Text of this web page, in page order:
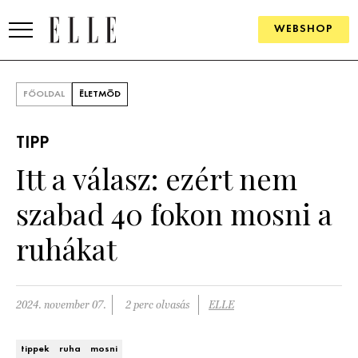
WEBSHOP
SZÉPSÉG
ÉLETMÓD
PÁRKAPCSOLAT
FŐOLDAL ÉLETMÓD
TIPP
Itt a válasz: ezért nem
szabad 40 fokon mosni a
ruhákat
2024. november 07. 2 perc olvasás ELLE
tippek ruha mosni